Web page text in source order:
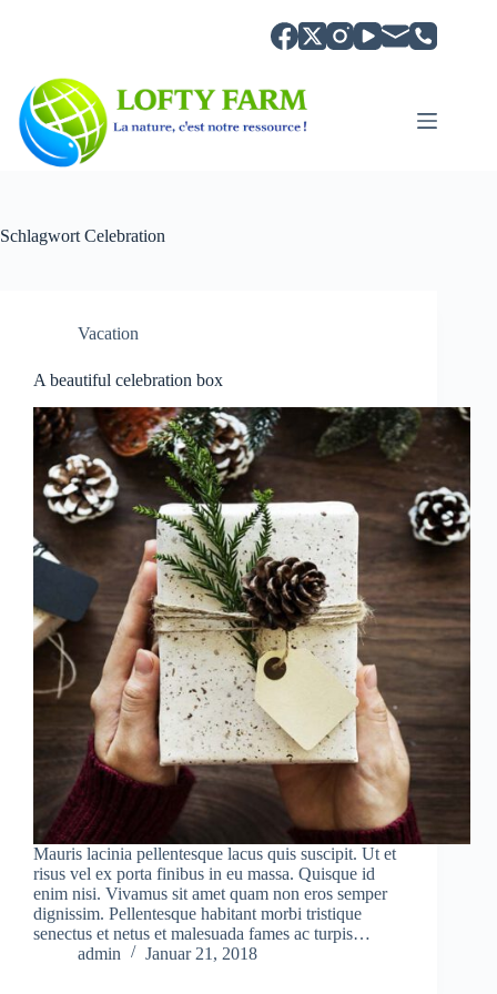
Schlagwort Celebration
Vacation
A beautiful celebration box
Mauris lacinia pellentesque lacus quis suscipit. Ut et
risus vel ex porta finibus in eu massa. Quisque id
enim nisi. Vivamus sit amet quam non eros semper
dignissim. Pellentesque habitant morbi tristique
senectus et netus et malesuada fames ac turpis…
admin
Januar 21, 2018